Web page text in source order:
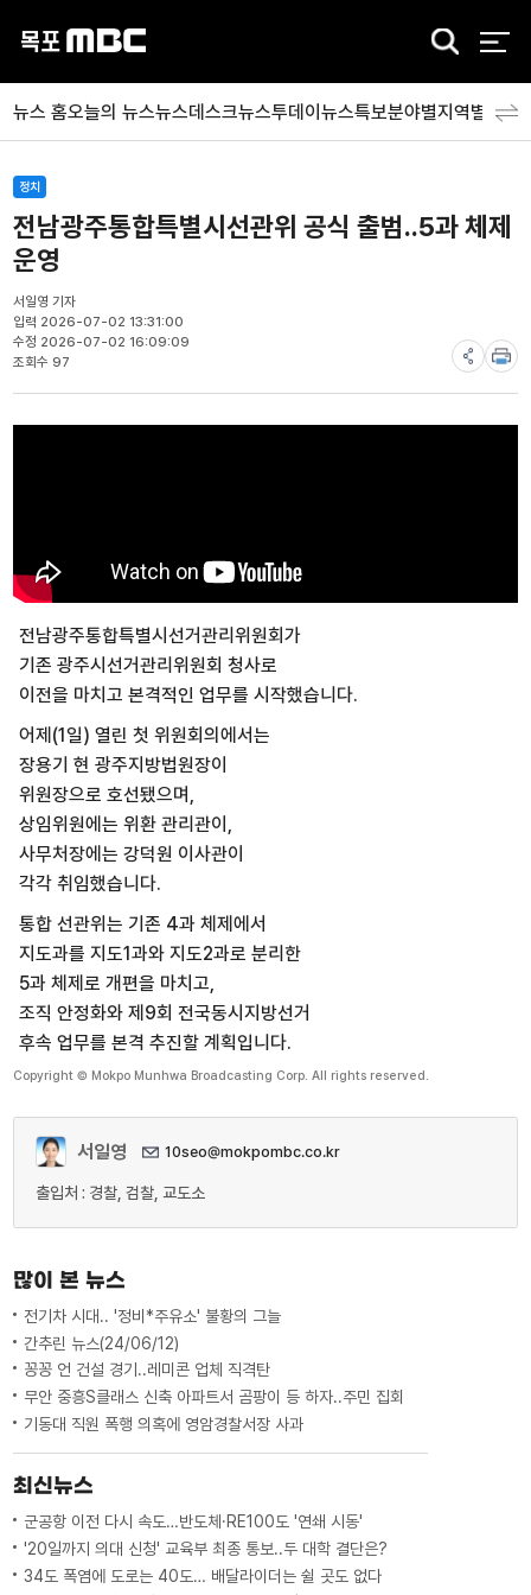
검
뉴스 홈오늘의 뉴스뉴스데스크뉴스투데이뉴스특보분야별지역별 뉴스
정치
전남광주통합특별시선관위 공식 출범..5과 체제
운영
서일영 기자
입력 2026-07-02 13:31:00
수정 2026-07-02 16:09:09
조회수 97
전남광주통합특별시선거관리위원회가
기존 광주시선거관리위원회 청사로
이전을 마치고 본격적인 업무를 시작했습니다.
어제(1일) 열린 첫 위원회의에서는
장용기 현 광주지방법원장이
위원장으로 호선됐으며,
상임위원에는 위환 관리관이,
사무처장에는 강덕원 이사관이
각각 취임했습니다.
통합 선관위는 기존 4과 체제에서
지도과를 지도1과와 지도2과로 분리한
5과 체제로 개편을 마치고,
조직 안정화와 제9회 전국동시지방선거
후속 업무를 본격 추진할 계획입니다.
Copyright © Mokpo Munhwa Broadcasting Corp. All rights reserved.
서일영 10seo@mokpombc.co.kr
출입처 : 경찰, 검찰, 교도소
많이 본 뉴스
전기차 시대.. '정비*주유소' 불황의 그늘
간추린 뉴스(24/06/12)
꽁꽁 언 건설 경기..레미콘 업체 직격탄
무안 중흥S클래스 신축 아파트서 곰팡이 등 하자..주민 집회
기동대 직원 폭행 의혹에 영암경찰서장 사과
최신뉴스
군공항 이전 다시 속도…반도체·RE100도 '연쇄 시동'
'20일까지 의대 신청' 교육부 최종 통보..두 대학 결단은?
34도 폭염에 도로는 40도… 배달라이더는 쉴 곳도 없다